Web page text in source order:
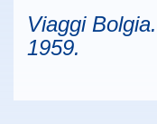
Viaggi
1959.